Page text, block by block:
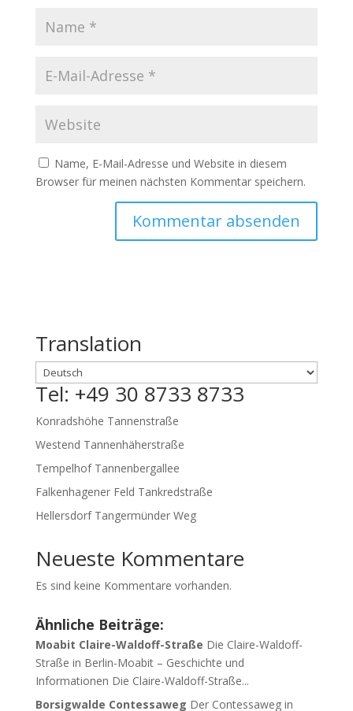
Name, E-Mail-Adresse und Website in diesem
Browser für meinen nächsten Kommentar speichern.
Translation
Tel: +49 30 8733 8733
Konradshöhe Tannenstraße
Westend Tannenhäherstraße
Tempelhof Tannenbergallee
Falkenhagener Feld Tankredstraße
Hellersdorf Tangermünder Weg
Neueste Kommentare
Es sind keine Kommentare vorhanden.
Ähnliche Beiträge:
Moabit Claire-Waldoff-Straße Die Claire-Waldoff-
Straße in Berlin-Moabit – Geschichte und
Informationen Die Claire-Waldoff-Straße...
Borsigwalde Contessaweg Der Contessaweg in